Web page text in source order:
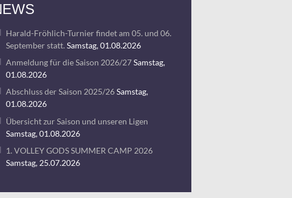
Harald-Fröhlich-Turnier findet am 05. und 06.
September statt. Samstag, 01.08.2026
Anmeldung für die Saison 2026/27Samstag,
01.08.2026
Abschluss der Saison 2025/26Samstag,
01.08.2026
Übersicht zur Saison und unseren Ligen
Samstag, 01.08.2026
1. VOLLEY GODS SUMMER CAMP 2026
Samstag, 25.07.2026